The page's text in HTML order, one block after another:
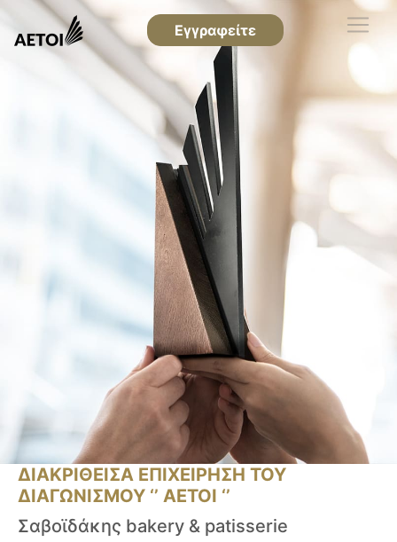
Εγγραφείτε
ΔΙΑΚΡΙΘΕΙΣΑ ΕΠΙΧΕΙΡΗΣΗ ΤΟΥ
ΔΙΑΓΩΝΙΣΜΟΥ ‘’ ΑΕΤΟΙ ‘’
Σαβοϊδάκης bakery & patisserie